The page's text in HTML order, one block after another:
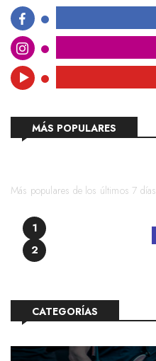
MÁS POPULARES
Más populares de los últimos 7 días
1
2
CATEGORÍAS